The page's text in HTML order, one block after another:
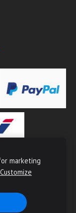
reservados
marketing
Customize